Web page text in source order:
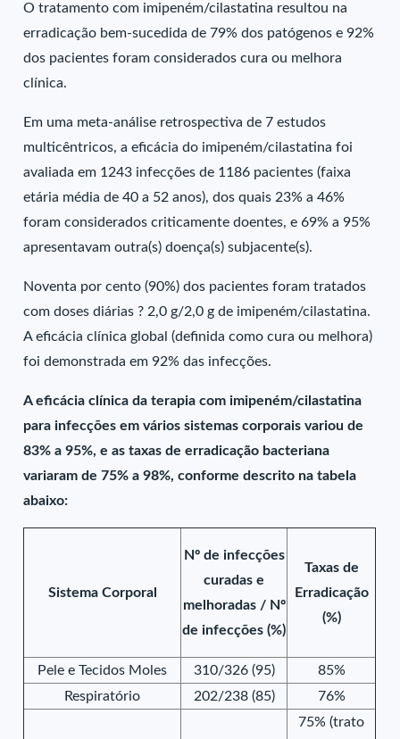
O tratamento com imipeném/cilastatina resultou na
erradicação bem-sucedida de 79% dos patógenos e 92%
dos pacientes foram considerados cura ou melhora
clínica.
Em uma meta-análise retrospectiva de 7 estudos
multicêntricos, a eficácia do imipeném/cilastatina foi
avaliada em 1243 infecções de 1186 pacientes (faixa
etária média de 40 a 52 anos), dos quais 23% a 46%
foram considerados criticamente doentes, e 69% a 95%
apresentavam outra(s) doença(s) subjacente(s).
Noventa por cento (90%) dos pacientes foram tratados
com doses diárias ? 2,0 g/2,0 g de imipeném/cilastatina.
A eficácia clínica global (definida como cura ou melhora)
foi demonstrada em 92% das infecções.
A eficácia clínica da terapia com imipeném/cilastatina
para infecções em vários sistemas corporais variou de
83% a 95%, e as taxas de erradicação bacteriana
variaram de 75% a 98%, conforme descrito na tabela
abaixo:
Sistema Corporal
Nº de infecções
curadas e
melhoradas / Nº
de infecções (%)
Taxas de
Erradicação
(%)
Pele e Tecidos Moles 310/326 (95)
85%
Respiratório
202/238 (85) 76%
75% (trato